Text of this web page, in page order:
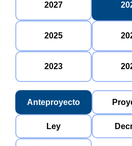
2027
2025
2023
Anteproyecto
Ley